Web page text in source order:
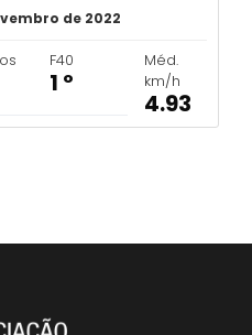
de 2022
F40
1 º
Méd.
km/h
4.93